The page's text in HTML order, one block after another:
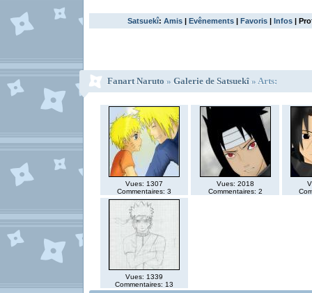
Satsuekî: Amis | Evênements | Favoris | Infos |
Fanart Naruto » Galerie de Satsuekî » Arts:
Vues: 1307
Commentaires: 3
Vues: 2018
Commentaires: 2
Vues: 1339
Commentaires: 13